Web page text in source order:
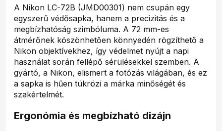
A Nikon LC-72B (JMD00301) nem csupán egy
egyszerű védősapka, hanem a precizitás és a
megbízhatóság szimbóluma. A 72 mm-es
átmérőnek köszönhetően könnyedén rögzíthető a
Nikon objektívekhez, így védelmet nyújt a napi
használat során fellépő sérülésekkel szemben. A
gyártó, a Nikon, elismert a fotózás világában, és ez
a sapka is hűen tükrözi a márka minőségét és
szakértelmét.
Ergonómia és megbízható dizájn